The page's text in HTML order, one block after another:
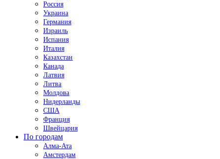
Россия
Украина
Германия
Израиль
Испания
Италия
Казахстан
Канада
Латвия
Литва
Молдова
Нидерланды
США
Франция
Швейцария
По городам
Алма-Ата
Амстердам